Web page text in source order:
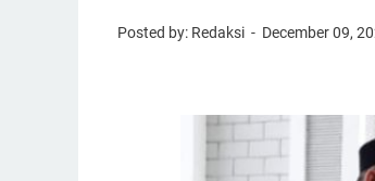
Posted by: Redaksi December 09,